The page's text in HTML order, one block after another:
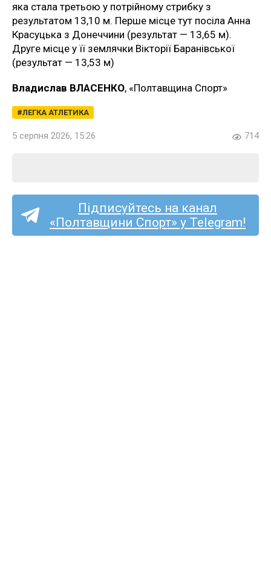
яка стала третьою у потрійному стрибку з
результатом 13,10 м. Перше місце тут посіла Анна
Красуцька з Донеччини (результат — 13,65 м).
Друге місце у її землячки Вікторії Баранівської
(результат — 13,53 м)
Владислав ВЛАСЕНКО, «Полтавщина Спорт»
ЛЕГКА АТЛЕТИКА
5 серпня 2026, 15:26 714
Підписуйтесь на канал
«Полтавщини Спорт» у Telegram!